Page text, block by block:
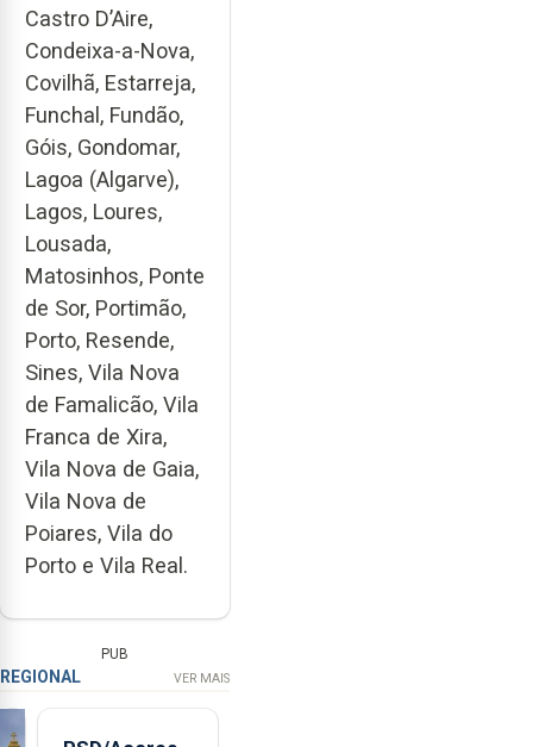
Castro D’Aire,
Condeixa-a-Nova,
Covilhã, Estarreja,
Funchal, Fundão,
Góis, Gondomar,
Lagoa (Algarve),
Lagos, Loures,
Lousada,
Matosinhos, Ponte
de Sor, Portimão,
Porto, Resende,
Sines, Vila Nova
de Famalicão, Vila
Franca de Xira,
Vila Nova de Gaia,
Vila Nova de
Poiares, Vila do
Porto e Vila Real.
PUB
REGIONAL VER MAIS